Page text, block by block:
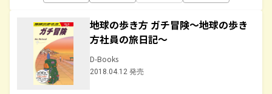
地球の歩き方 ガチ冒険～地球の歩き
方社員の旅日記～
D-Books
2018.04.12 発売